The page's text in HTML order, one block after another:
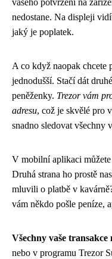
nedostane. Na displeji
jaký je poplatek.
A co když naopak chcete
jednodušší. Stačí dát
peněženky. Trezor vám
adresu, což je skvělé pro
snadno sledovat všechny
V mobilní aplikaci
Druhá strana ho prostě
mluvili o platbě v
vám někdo pošle peníze,
Všechny vaše
nebo v programu Trezor